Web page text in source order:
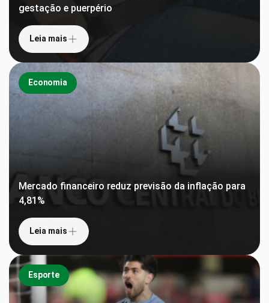
gestação e puerpério
Leia mais
Economia
Mercado financeiro reduz previsão da inflação para
4,81%
Leia mais
Esporte